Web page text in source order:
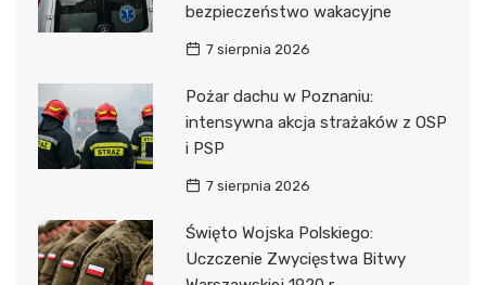
bezpieczeństwo wakacyjne
7 sierpnia 2026
Pożar dachu w Poznaniu:
intensywna akcja strażaków z OSP
i PSP
7 sierpnia 2026
Święto Wojska Polskiego:
Uczczenie Zwycięstwa Bitwy